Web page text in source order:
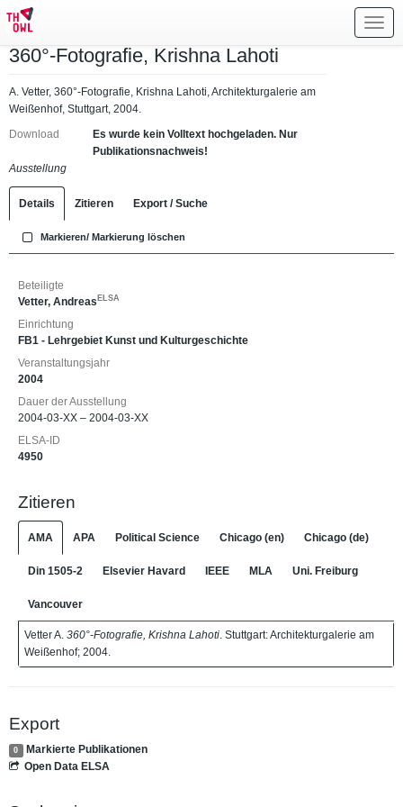
360°-Fotografie, Krishna Lahoti
A. Vetter, 360°-Fotografie, Krishna Lahoti, Architekturgalerie am
Weißenhof, Stuttgart, 2004.
Download
Es wurde kein Volltext hochgeladen. Nur
Publikationsnachweis!
Ausstellung
Details Zitieren Export / Suche
Markieren/ Markierung löschen
Beteiligte
Vetter, Andreas ELSA
Einrichtung
FB1 - Lehrgebiet Kunst und Kulturgeschichte
Veranstaltungsjahr
2004
Dauer der Ausstellung
2004-03-XX – 2004-03-XX
ELSA-ID
4950
Zitieren
AMA APA Political Science Chicago (en) Chicago (de)
Din 1505-2 Elsevier Havard IEEE MLA Uni. Freiburg
Vancouver
Vetter A. 360°-Fotografie, Krishna Lahoti . Stuttgart: Architekturgalerie am
Weißenhof; 2004.
Export
0
Markierte Publikationen
Open Data ELSA